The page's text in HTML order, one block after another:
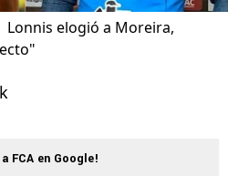
Lonnis elogió a Moreira,
FCA en Google!